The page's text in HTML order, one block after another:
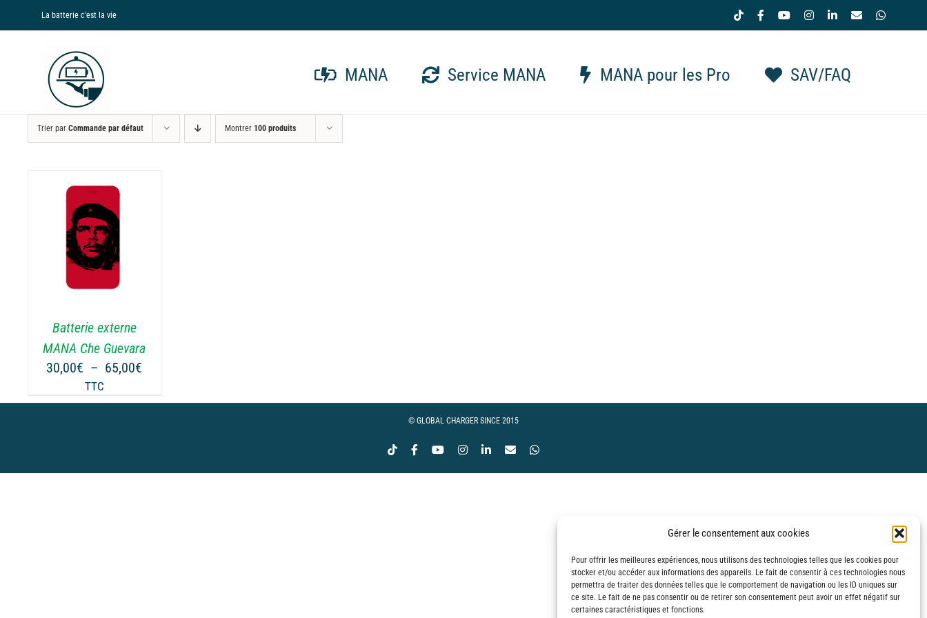
Gérer le consentement aux cookies
Pour offrir les meilleures expériences, nous utilisons des technologies telles que les cookies pour
stocker et/ou accéder aux informations des appareils. Le fait de consentir à ces technologies nous
permettra de traiter des données telles que le comportement de navigation ou les ID uniques sur
ce site. Le fait de ne pas consentir ou de retirer son consentement peut avoir un effet négatif sur
certaines caractéristiques et fonctions.
au
La batterie c'est la vie Tiktok FacebookYouTubeInstagramLinkedIn
Email
MANA Service MANA MANA pour les Pro SAV/FAQ
Trier par Commande par défaut Montrer 100 produits
Batterie externe
MANA Che Guevara
30,00€ – 65,00€
prix :
TTC
© GLOBAL CHARGER SINCE 2015
Tiktok FacebookYouTubeInstagramLinkedIn
EmailWhatsApp